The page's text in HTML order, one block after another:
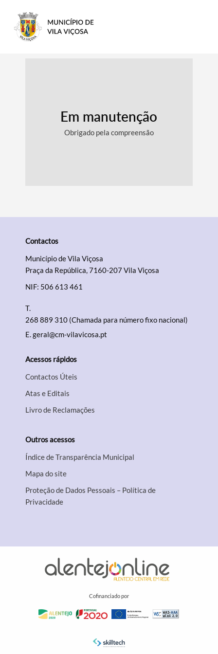
Termo de Pesquisa
Categorias gerais
Filtros
Em manutenção
Obrigado pela compreensão
Contactos
Município de Vila Viçosa
Praça da República, 7160-207 Vila Viçosa
NIF: 506 613 461
T.
268 889 310 (Chamada para número fixo nacional)
E.geral@cm-vilavicosa.pt
Acessos rápidos
Contactos Úteis
Atas e Editais
Livro de Reclamações
Outros acessos
Índice de Transparência Municipal
Mapa do site
Proteção de Dados Pessoais – Política de
Privacidade
Cofinanciado por